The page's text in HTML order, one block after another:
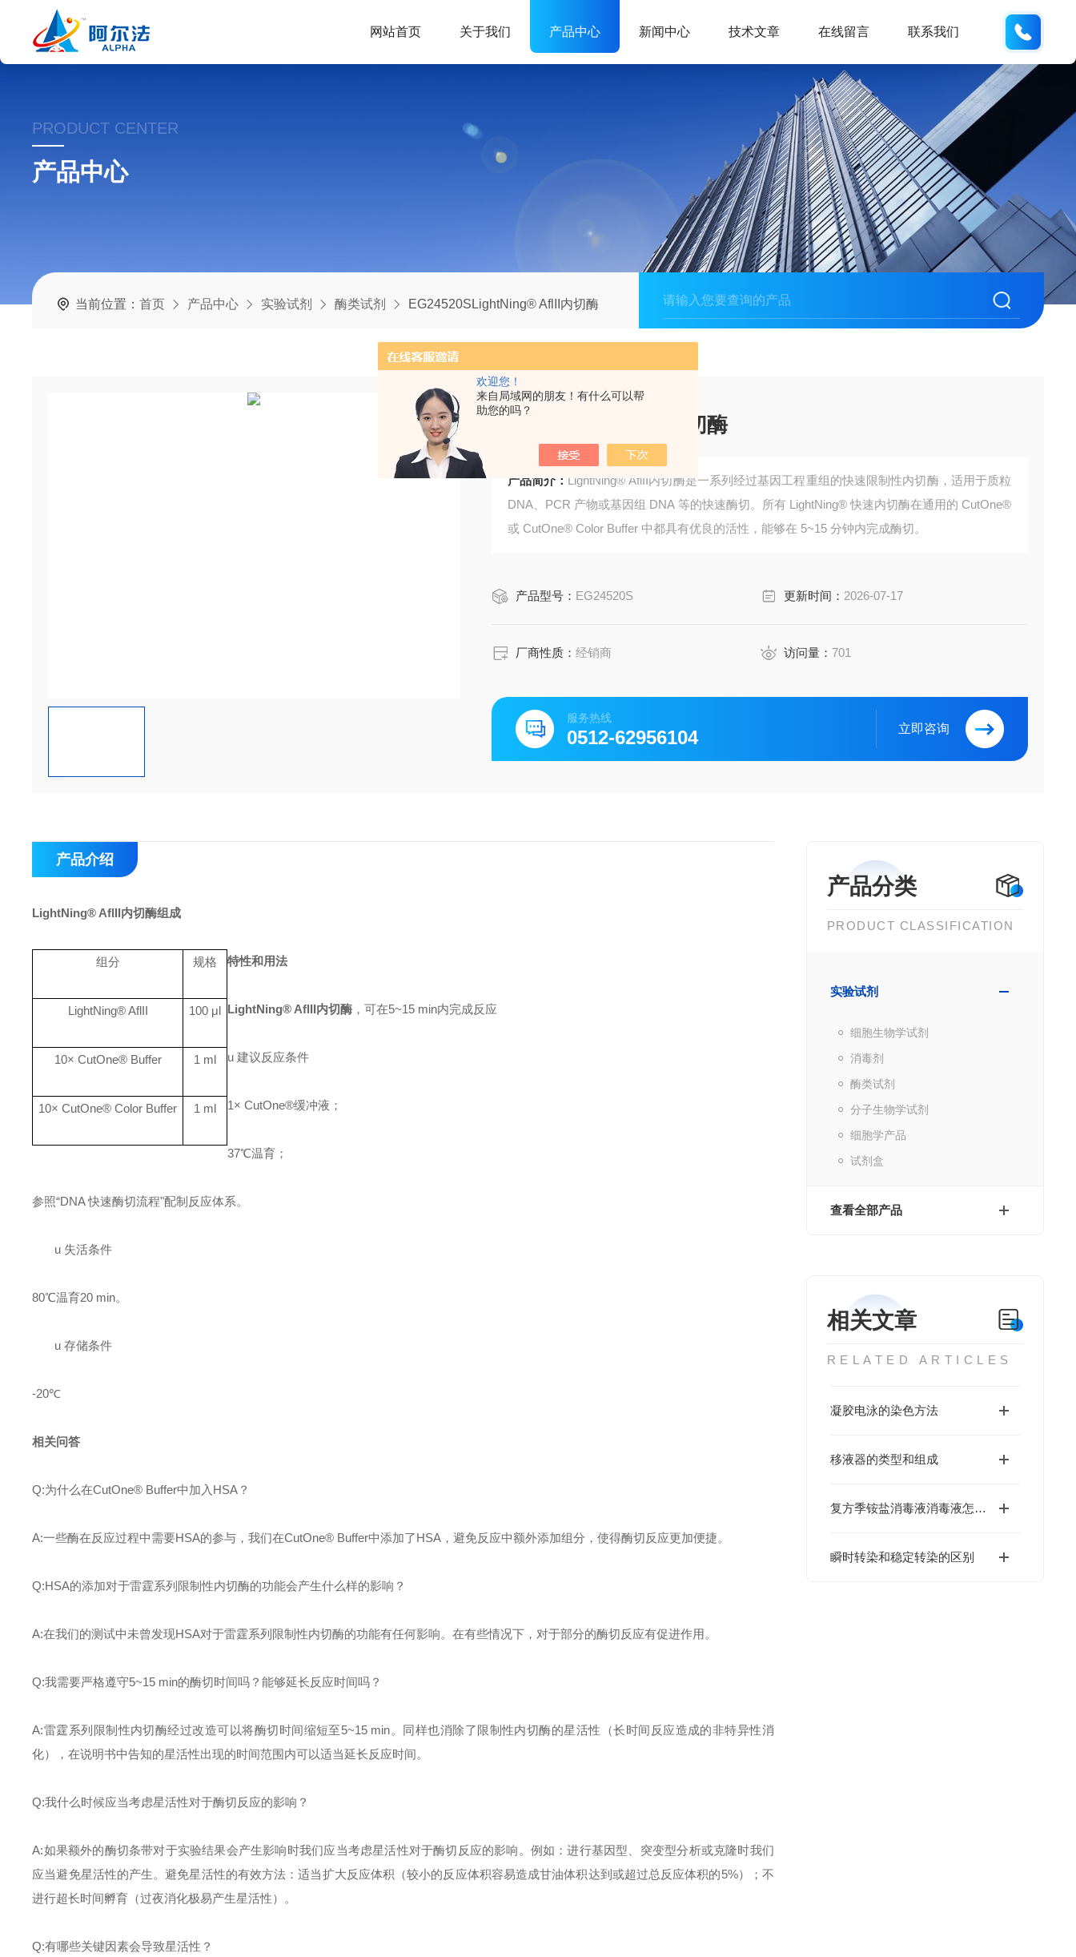
欢迎您！
来自局域网的朋友！有什么可以帮
助您的吗？
网站首页 关于我们 产品中心 新闻中心 技术文章 在线留言 联系我们
PRODUCT CENTER
产品中心
当前位置：首页 产品中心 实验试剂 酶类试剂 EG24520SLightNing® AflII内切酶
LightNing® AflII内切酶
产品简介： LightNing® AflII内切酶是一系列经过基因工程重组的快速限制性内切酶，适用于质粒
DNA、PCR 产物或基因组 DNA 等的快速酶切。所有 LightNing® 快速内切酶在通用的 CutOne®
或 CutOne® Color Buffer 中都具有优良的活性，能够在 5~15 分钟内完成酶切。
产品型号： EG24520S 更新时间： 2026-07-17
厂商性质：经销商 访问量： 701
服务热线
0512-62956104 立即咨询
产品分类
PRODUCT CLASSIFICATION
实验试剂
细胞生物学试剂
消毒剂
酶类试剂
分子生物学试剂
细胞学产品
试剂盒
查看全部产品
相关文章
RELATED ARTICLES
凝胶电泳的染色方法
移液器的类型和组成
复方季铵盐消毒液消毒液怎么稀释不变质?
瞬时转染和稳定转染的区别
产品介绍
LightNing® AflII内切酶组成
组分 规格
LightNing® AflII 100 μl
10× CutOne® Buffer 1 ml
10× CutOne® Color Buffer 1 ml
特性和用法
LightNing® AflII内切酶 ，可在5~15 min内完成反应
u建议反应条件
1×CutOne®缓冲液；
37℃温育；
参照“DNA快速酶切流程"配制反应体系。
u 失活条件
80℃温育20 min。
u存储条件
-20℃
相关问答
Q:为什么在CutOne® Buffer中加入 HSA ？
A:一些酶在反应过程中需要HSA的参与，我们在CutOne® Buffer中添加了HSA ，避免反应中额外添加组分，使得酶切反应更加便捷。
Q:HSA的添加对于雷霆系列限制性内切酶的功能会产生什么样的影响？
A:在我们的测试中未曾发现HSA对于雷霆系列限制性内切酶的功能有任何影响。在有些情况下，对于部分的酶切反应有促进作用。
Q:我需要严格遵守5~15 min的酶切时间吗？能够延长反应时间吗？
A:雷霆系列限制性内切酶经过改造可以将酶切时间缩短至5~15 min。同样也消除了限制性内切酶的星活性（长时间反应造成的非特异性消
化），在说明书中告知的星活性出现的时间范围内可以适当延长反应时间。
Q:我什么时候应当考虑星活性对于酶切反应的影响？
A:如果额外的酶切条带对于实验结果会产生影响时我们应当考虑星活性对于酶切反应的影响。例如：进行基因型、突变型分析或克隆时我们
应当避免星活性的产生。避免星活性的有效方法：适当扩大反应体积（较小的反应体积容易造成甘油体积达到或超过总反应体积的5%）；不
进行超长时间孵育（过夜消化极易产生星活性）。
Q:有哪些关键因素会导致星活性？